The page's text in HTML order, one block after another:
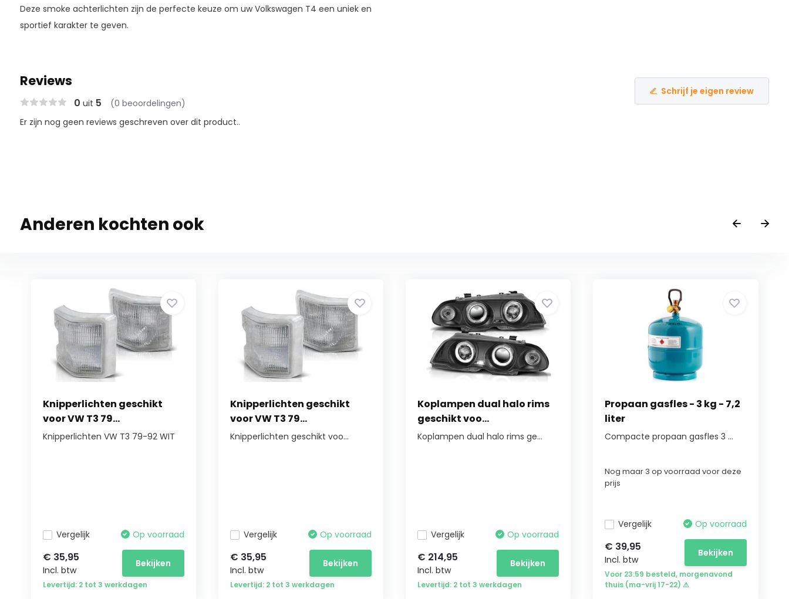
Deze smoke achterlichten zijn de perfecte keuze om uw Volkswagen T4 een uniek en
sportief karakter te geven.
Reviews
0 uit 5 (0 beoordelingen)
Schrijf je eigen review
Er zijn nog geen reviews geschreven over dit product..
Anderen kochten ook
Knipperlichten geschikt
voor VW T3 79...
Knipperlichten VW T3 79-92 WIT
Vergelijk Op voorraad
€ 35,95
Incl. btw
Bekijken
Levertijd: 2 tot 3 werkdagen
Knipperlichten geschikt
voor VW T3 79...
Knipperlichten geschikt voo...
Vergelijk Op voorraad
€ 35,95
Incl. btw
Bekijken
Levertijd: 2 tot 3 werkdagen
Koplampen dual halo rims
geschikt voo...
Koplampen dual halo rims ge...
Vergelijk Op voorraad
€ 214,95
Incl. btw
Bekijken
Levertijd: 2 tot 3 werkdagen
Propaan gasfles - 3 kg - 7,2
liter
Compacte propaan gasfles 3 ...
Nog maar 3 op voorraad voor deze
prijs
Vergelijk Op voorraad
€ 39,95
Incl. btw
Bekijken
Voor 23:59 besteld, morgenavond
thuis (ma-vrij 17-22) ⚠